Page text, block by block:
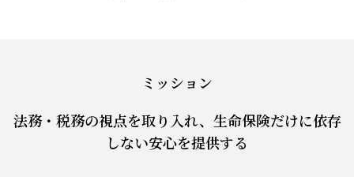
ミッション
法務・税務の視点を取り入れ、生命保険だけに依存
しない安心を提供する